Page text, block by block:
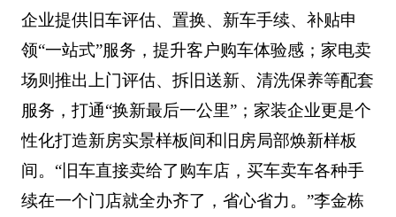
企业提供旧车评估、置换、新车手续、补贴申
领“一站式”服务，提升客户购车体验感；家电卖
场则推出上门评估、拆旧送新、清洗保养等配套
服务，打通“换新最后一公里”；家装企业更是个
性化打造新房实景样板间和旧房局部焕新样板
间。“旧车直接卖给了购车店，买车卖车各种手
续在一个门店就全办齐了，省心省力。”李金栋